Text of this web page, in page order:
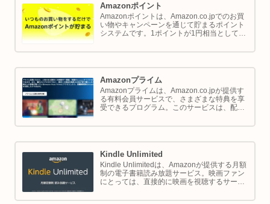
Amazonポイント
Amazonポイントは、Amazon.co.jpでのお買
い物やキャンペーンを通じて貯まるポイント
システムです。1ポイントが1円相当として、
では Amazon ポイントの使い方と貯め方を解
Amazonプライム
Amazonプライムは、Amazon.co.jpが提供す
る有料会員サービスで、さまざまな特典を享
受できるプログラム。このサービスは、配送
実、さらには限定割引までをカバーし、日常
Kindle Unlimited
Kindle Unlimitedは、Amazonが提供する月額
制の電子書籍読み放題サービス。映画ファン
にとっては、直接的に映画を視聴するサービ
理解し、楽しむための間接的なツールとして